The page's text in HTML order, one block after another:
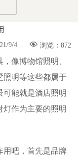
 浏览：872
9/4
像博物馆照明、
照明等这些都属于
可能就是酒店照明
作为主要的照明
用吧，首先是品牌